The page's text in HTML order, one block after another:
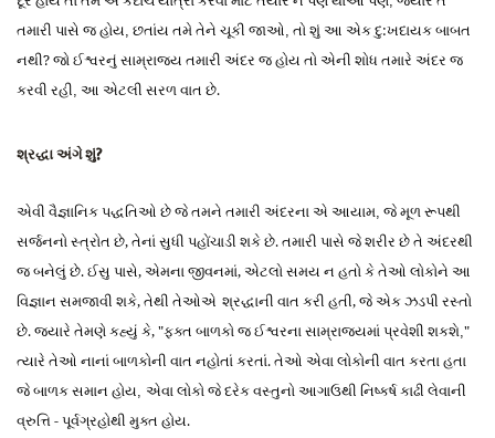
તમારી પાસે જહોય, છતાંય તમેતેને ચૂકી જાઓ, તો શું આ એકદુ:ખદાયક બાબત
નથી? જો ઈશ્વરનું સામ્રાજ્ય તમારી અંદર જ હોય તો એની શોધ તમારે અંદર જ
કરવી રહી, આ એટલી સરળ વાત છે.
શ્રદ્ધા અંગે શું?
એવી વૈજ્ઞાનિકપદ્ધતિઓ છે જે તમને તમારી અંદરના એ આયામ, જે મૂળ રૂપથી
સર્જનનો સ્ત્રોત છે,તેનાં સુધી પહોંચાડી શકે છે. તમારી પાસે જે શરીર છે તે અંદરથી
જબનેલું છે. ઈસુ પાસે, એમના જીવનમાં,એટલો સમય ન હતો કે તેઓ લોકોને આ
વિજ્ઞાન સમજાવી શકે, તેથી તેઓએ શ્રદ્ધાની વાત કરી હતી, જે એક ઝડપી રસ્તો
છે. જ્યારે તેમણે કહ્યું કે, "ફક્ત બાળકો જ ઈશ્વરના સામ્રાજ્યમાંપ્રવેશી શકશે,"
ત્યારે તેઓ નાનાં બાળકોની વાત નહોતાં કરતાં. તેઓ એવા લોકોની વાત કરતા હતા
જે બાળક સમાન હોય, એવા લોકો જે દરેક વસ્તુનો આગાઉથી નિષ્કર્ષ કાઢી લેવાની
વ્રુત્તિ - પૂર્વગ્રહોથી મુક્ત હોય.